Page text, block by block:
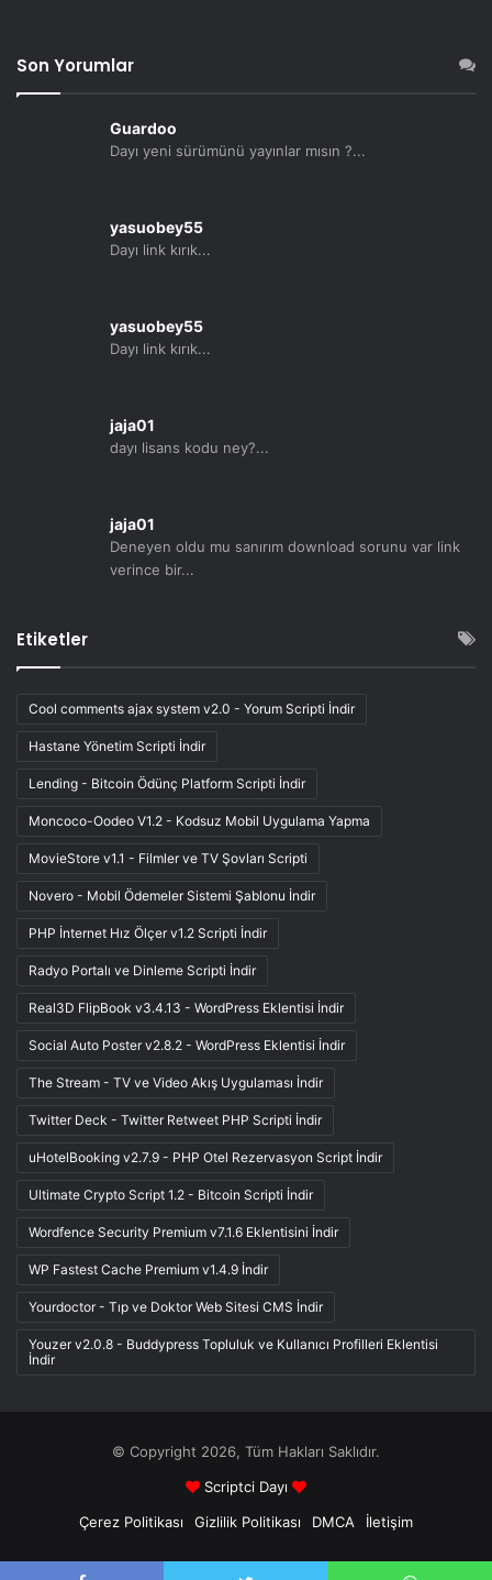
Son Yorumlar
Guardoo
Dayı yeni sürümünü yayınlar mısın ?...
yasuobey55
Dayı link kırık...
yasuobey55
Dayı link kırık...
jaja01
dayı lisans kodu ney?...
jaja01
Deneyen oldu mu sanırım download sorunu var link
verince bir...
Etiketler
Cool comments ajax system v2.0 - Yorum Scripti İndir
Hastane Yönetim Scripti İndir
Lending - Bitcoin Ödünç Platform Scripti İndir
Moncoco-Oodeo V1.2 - Kodsuz Mobil Uygulama Yapma
MovieStore v1.1 - Filmler ve TV Şovları Scripti
Novero - Mobil Ödemeler Sistemi Şablonu İndir
PHP İnternet Hız Ölçer v1.2 Scripti İndir
Radyo Portalı ve Dinleme Scripti İndir
Real3D FlipBook v3.4.13 - WordPress Eklentisi İndir
Social Auto Poster v2.8.2 - WordPress Eklentisi İndir
The Stream - TV ve Video Akış Uygulaması İndir
Twitter Deck - Twitter Retweet PHP Scripti İndir
uHotelBooking v2.7.9 - PHP Otel Rezervasyon Script İndir
Ultimate Crypto Script 1.2 - Bitcoin Scripti İndir
Wordfence Security Premium v7.1.6 Eklentisini İndir
WP Fastest Cache Premium v1.4.9 İndir
Yourdoctor - Tıp ve Doktor Web Sitesi CMS İndir
Youzer v2.0.8 - Buddypress Topluluk ve Kullanıcı Profilleri Eklentisi
İndir
© Copyright 2026, Tüm Hakları Saklıdır.
Scriptci Dayı
Çerez Politikası
Gizlilik Politikası DMCA İletişim